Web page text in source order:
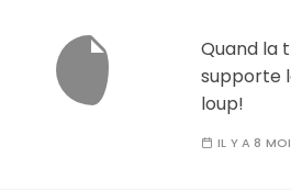
Quand la
supporte
loup!
IL Y A 8